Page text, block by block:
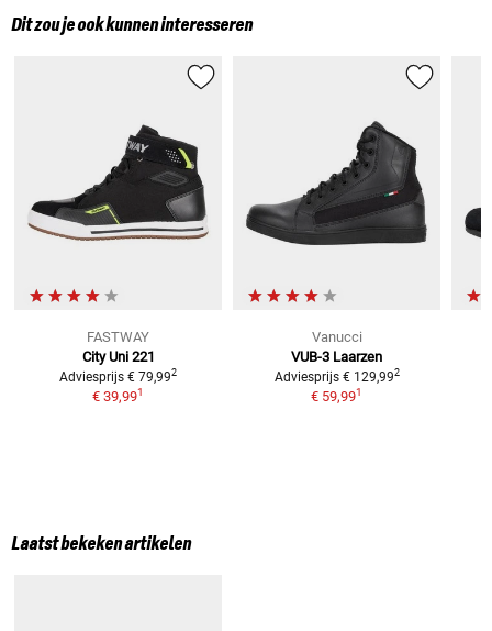
Dit zou je ook kunnen interesseren
FASTWAY
City Uni 221
Adviesprijs € 79,992
€ 39,991
Vanucci
VUB-3 Laarzen
Adviesprijs € 129,992
€ 59,991
Laatst bekeken artikelen